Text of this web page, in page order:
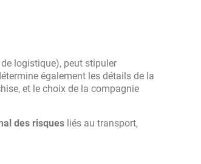
logistique), peut stipuler
également les détails de la
et le choix de la compagnie
des risques liés au transport,